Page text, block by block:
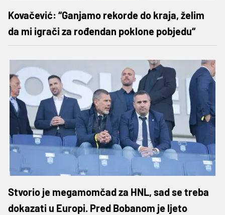
Kovačević: “Ganjamo rekorde do kraja, želim
da mi igrači za rođendan poklone pobjedu“
Stvorio je megamomčad za HNL, sad se treba
dokazati u Europi. Pred Bobanom je ljeto